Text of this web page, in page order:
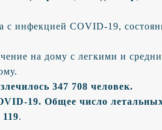
с инфекцией COVID-19,
на дому с легкими и
347 708 человек.
19. Общее число
.